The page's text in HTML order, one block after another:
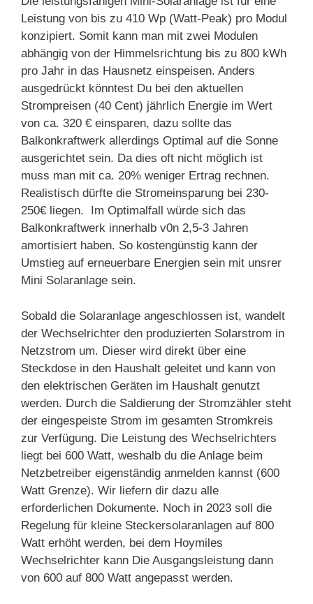
Leistung von bis zu 410 Wp (Watt-Peak) pro Modul
konzipiert. Somit kann man mit zwei Modulen
abhängig von der Himmelsrichtung bis zu 800 kWh
pro Jahr in das Hausnetz einspeisen. Anders
ausgedrückt könntest Du bei den aktuellen
Strompreisen (40 Cent) jährlich Energie im Wert
von ca. 320 € einsparen, dazu sollte das
Balkonkraftwerk allerdings Optimal auf die Sonne
ausgerichtet sein. Da dies oft nicht möglich ist
muss man mit ca. 20% weniger Ertrag rechnen.
Realistisch dürfte die Stromeinsparung bei 230-
250€ liegen. Im Optimalfall würde sich das
Balkonkraftwerk innerhalb v0n 2,5-3 Jahren
amortisiert haben. So kostengünstig kann der
Umstieg auf erneuerbare Energien sein mit unsrer
Mini Solaranlage sein.
Sobald die Solaranlage angeschlossen ist, wandelt
der Wechselrichter den produzierten Solarstrom in
Netzstrom um. Dieser wird direkt über eine
Steckdose in den Haushalt geleitet und kann von
den elektrischen Geräten im Haushalt genutzt
werden. Durch die Saldierung der Stromzähler steht
der eingespeiste Strom im gesamten Stromkreis
zur Verfügung. Die Leistung des Wechselrichters
liegt bei 600 Watt, weshalb du die Anlage beim
Netzbetreiber eigenständig anmelden kannst (600
Watt Grenze). Wir liefern dir dazu alle
erforderlichen Dokumente. Noch in 2023 soll die
Regelung für kleine Steckersolaranlagen auf 800
Watt erhöht werden, bei dem Hoymiles
Wechselrichter kann Die Ausgangsleistung dann
von 600 auf 800 Watt angepasst werden.